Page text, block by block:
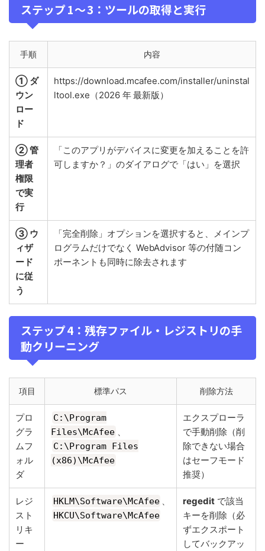
ステップ 1 〜 3：ツールの取得と実行
手順 内容
① ダ
ウン
ロー
ド
https://download.mcafee.com/installer/uninstal
ltool.exe（2026 年 最新版）
② 管
理者
権限
で実
行
「このアプリがデバイスに変更を加えることを許
可しますか？」のダイアログで「はい」を選択
③ ウ
ィザ
ード
に従
う
「完全削除」オプションを選択すると、メインプ
ログラムだけでなく WebAdvisor 等の付随コン
ポーネントも同時に除去されます
ステップ 4：残存ファイル・レジストリの手
動クリーニング
項目 標準パス 削除方法
プロ
グラ
ムフ
ォル
ダ
C:\Program
Files\McAfee
C:\Program Files
(x86)\McAfee
エクスプローラ
で手動削除（削
除できない場合
はセーフモード
推奨）
レジ
スト
リキ
ー
HKLM\Software\McAfee
HKCU\Software\McAfee
regedit で該当
キーを削除（必
ずエクスポート
してバックアッ